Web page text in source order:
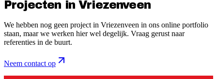
Projecten in Vriezenveen
We hebben nog geen project in Vriezenveen in ons online portfolio
staan, maar we werken hier wel degelijk. Vraag gerust naar
referenties in de buurt.
Neem contact op